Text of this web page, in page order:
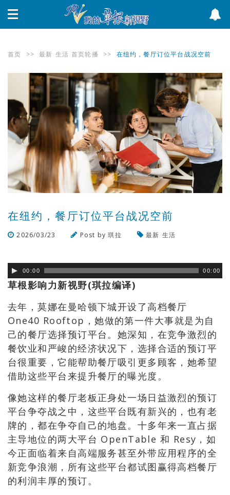
首页 >> 最新 生活 首页轮播 >> 在纽约，餐厅订位平台战况空前
在纽约，餐厅订位平台战况空前
2026/03/23 Post by琪拉 最新 生活
00:00 00:00
草根影响力新视野(琪拉编译)
去年，莫娜在曼哈顿下城开设了高档餐厅
One40 Rooftop，她做的第一件大事就是为自
己的餐厅选择预订平台。她深知，在竞争激烈的
餐饮业和严峻的经济状况下，选择合适的预订平
台很重要，它能帮助餐厅吸引更多顾客，她希望
借助这些平台来提升餐厅的曝光度。
像她这样的餐厅老板正身处一场日益激烈的预订
平台争夺战之中，这些平台既有新兴的，也有老
牌的，都在争夺自己的地盘。十多年来一直占据
主导地位的两大平台 OpenTable 和 Resy，如
今正面临着来自高端服务甚至外带应用程序的全
新竞争浪潮，所有这些平台都试图赢得高档餐厅
的利润丰厚的预订。